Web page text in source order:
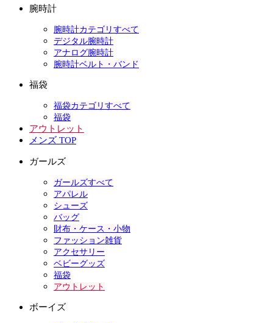
腕時計
腕時計カテゴリすべて
デジタル腕時計
アナログ腕時計
腕時計ベルト・バンド
福袋
福袋カテゴリすべて
福袋
アウトレット
メンズ TOP
ガールズ
ガールズすべて
アパレル
シューズ
バッグ
財布・ケース・小物
ファッション雑貨
アクセサリー
ベビーグッズ
福袋
アウトレット
ボーイズ